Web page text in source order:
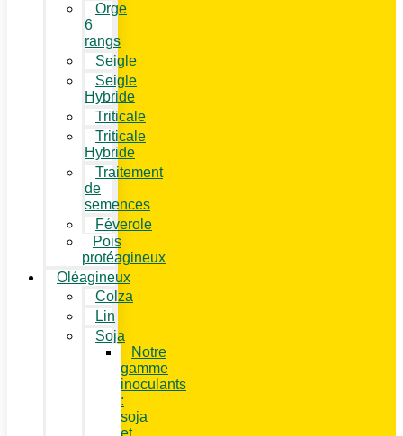
Orge
6
rangs
Seigle
Seigle
Hybride
Triticale
Triticale
Hybride
Traitement
de
semences
Féverole
Pois
protéagineux
Oléagineux
Colza
Lin
Soja
Notre
gamme
inoculants
:
soja
et